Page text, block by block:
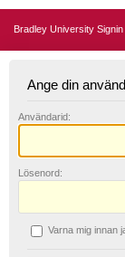
Bradley University
Ange din
Användarid:
L ösenord:
Varna mig innan